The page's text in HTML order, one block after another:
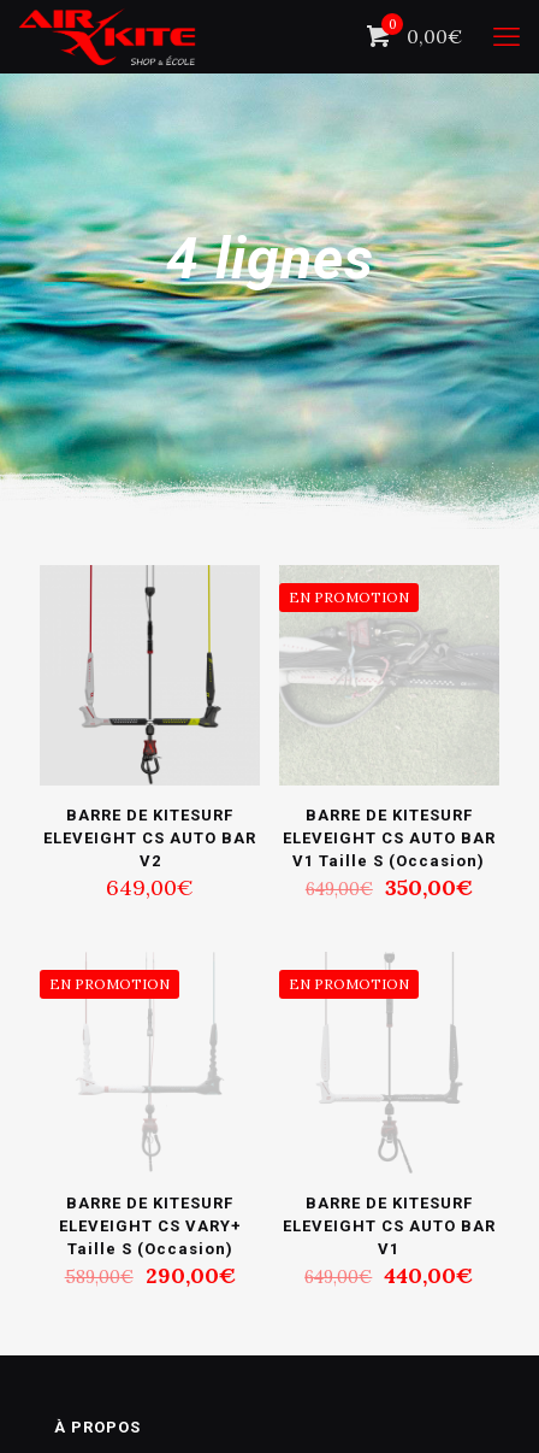
0 0,00€
4 lignes
BARRE DE KITESURF
ELEVEIGHT CS AUTO BAR
V2
649,00€
EN PROMOTION
BARRE DE KITESURF
ELEVEIGHT CS AUTO BAR
V1 Taille S (Occasion)
649,00€ Le
était :
649,00€.
350,00€Le
EN PROMOTION
BARRE DE KITESURF
ELEVEIGHT CS VARY+
Taille S (Occasion)
589,00€
Le
290,00€Le
EN PROMOTION
BARRE DE KITESURF
ELEVEIGHT CS AUTO BAR
V1
649,00€ Le
440,00€Le
À PROPOS